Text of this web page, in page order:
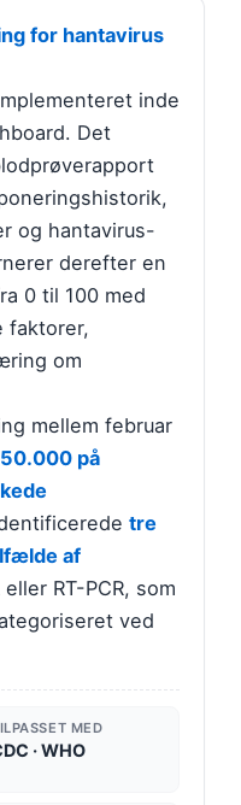
for hantavirus
inde
Det
og hantavirus-
derefter en
0 til 100 med
faktorer,
om
mellem februar
50.000 på
tre
af
RT-PCR, som
ved
MED
· WHO